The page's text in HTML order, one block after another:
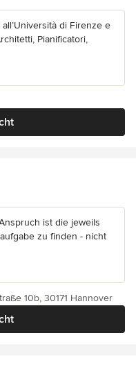
di Firenze e
Pianificatori,
ist die jeweils
zu finden - nicht
10b, 30171 Hannover